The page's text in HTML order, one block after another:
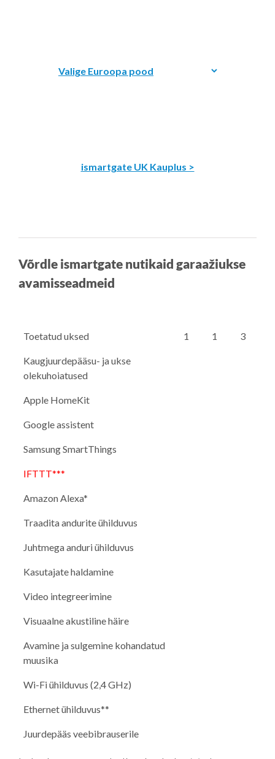
ismartgate UK Kauplus >
Võrdle ismartgate nutikaid garaažiukse
avamisseadmeid
Toetatud uksed 1 1 3
Kaugjuurdepääsu- ja ukse
olekuhoiatused
Apple HomeKit
Google assistent
Samsung SmartThings
IFTTT***
Amazon Alexa*
Traadita andurite ühilduvus
Juhtmega anduri ühilduvus
Kasutajate haldamine
Video integreerimine
Visuaalne akustiline häire
Avamine ja sulgemine kohandatud
muusika
Wi-Fi ühilduvus (2,4 GHz)
Ethernet ühilduvus**
Juurdepääs veebibrauserile